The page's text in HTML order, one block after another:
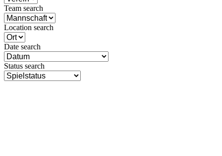
Team search
Location search
Date search
Status search